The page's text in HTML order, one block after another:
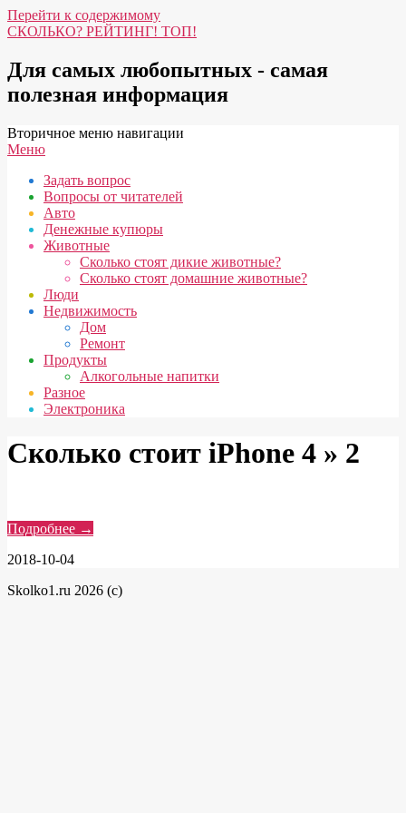
Перейти к содержимому
СКОЛЬКО? РЕЙТИНГ! ТОП!
Для самых любопытных - самая
полезная информация
Вторичное меню навигации
Меню
Задать вопрос
Вопросы от читателей
Авто
Денежные купюры
Животные
Сколько стоят дикие животные?
Сколько стоят домашние животные?
Люди
Недвижимость
Дом
Ремонт
Продукты
Алкогольные напитки
Разное
Электроника
Сколько стоит iPhone 4 » 2
Подробнее →
2018-10-04
Skolko1.ru 2026 (c)